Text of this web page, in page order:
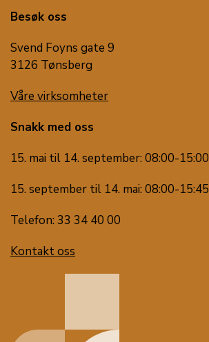
Besøk oss
Svend Foyns gate 9
3126 Tønsberg
Våre virksomheter
Snakk med oss
15. mai til 14. september: 08:00-15:00
15. september til 14. mai: 08:00-15:45
Telefon: 33 34 40 00
Kontakt oss